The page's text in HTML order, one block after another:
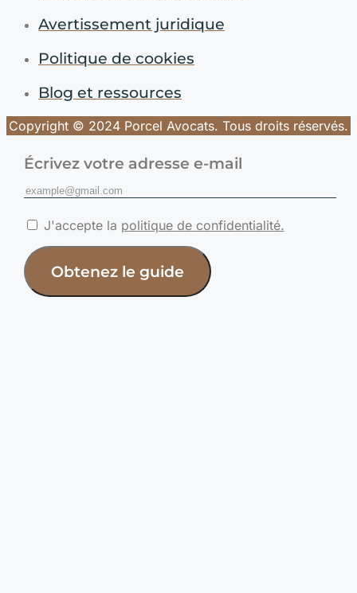
Avertissement juridique
Politique de cookies
Blog et ressources
Copyright © 2024 Porcel Avocats. Tous droits réservés.
Écrivez votre adresse e-mail
J'accepte la politique de confidentialité.
Obtenez le guide